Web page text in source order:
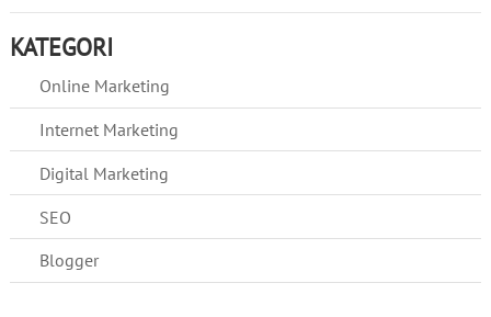
KATEGORI
Online Marketing
Internet Marketing
Digital Marketing
SEO
Blogger